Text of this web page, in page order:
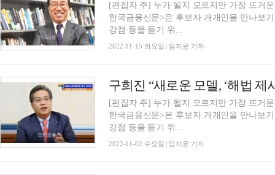
[편집자 주] 누가 될지 모르지만 가장 뜨거
한국금융신문>은 후보자 개개인을 만나보
강점 등을 듣기 위...
2022-11-15 화요일 | 임지윤 기자
[편집자 주] 누가 될지 모르지만 가장 뜨거
한국금융신문>은 후보자 개개인을 만나보
강점 등을 듣기 위...
2022-11-02 수요일 | 임지윤 기자